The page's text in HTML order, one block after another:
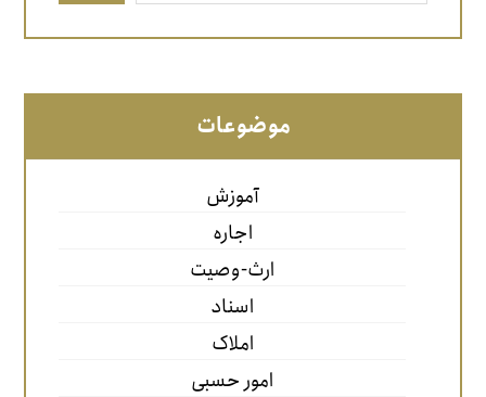
موضوعات
آموزش
اجاره
ارث-وصیت
اسناد
املاک
امور حسبی